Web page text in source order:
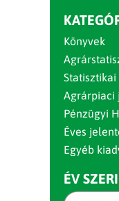
Könyvek
Agrárpiaci
Pénzügyi
Éves
Egyéb
ÉV